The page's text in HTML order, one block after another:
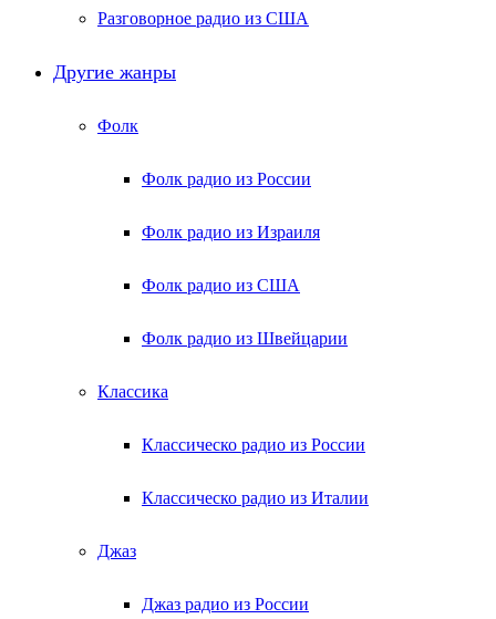
Разговорное радио из США
Другие жанры
Фолк
Фолк радио из России
Фолк радио из Израиля
Фолк радио из США
Фолк радио из Швейцарии
Классика
Классическо радио из России
Классическо радио из Италии
Джаз
Джаз радио из России